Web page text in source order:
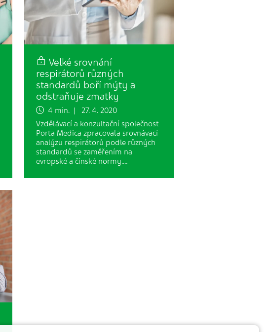
Velké srovnání
respirátorů různých
standardů boří mýty a
odstraňuje zmatky
4 min. | 27. 4. 2020
Vzdělávací a konzultační společnost
Porta Medica zpracovala srovnávací
analýzu respirátorů podle různých
standardů se zaměřením na
evropské a čínské normy.…